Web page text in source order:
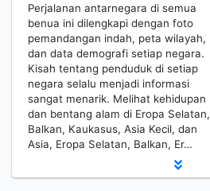
Perjalanan antarnegara di semua
benua ini dilengkapi dengan foto
pemandangan indah, peta wilayah,
dan data demografi setiap negara.
Kisah tentang penduduk di setiap
negara selalu menjadi informasi
sangat menarik. Melihat kehidupan
dan bentang alam di Eropa Selatan,
Balkan, Kaukasus, Asia Kecil, dan
Asia, Eropa Selatan, Balkan, Er…